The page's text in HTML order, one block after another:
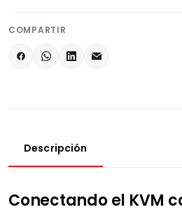
COMPARTIR
Descripción
Conectando el KVM